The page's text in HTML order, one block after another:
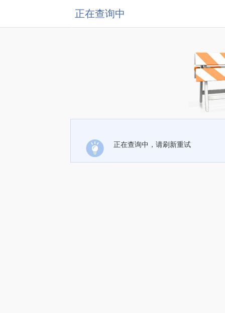
正在查询中
正在查询中，请刷新重试